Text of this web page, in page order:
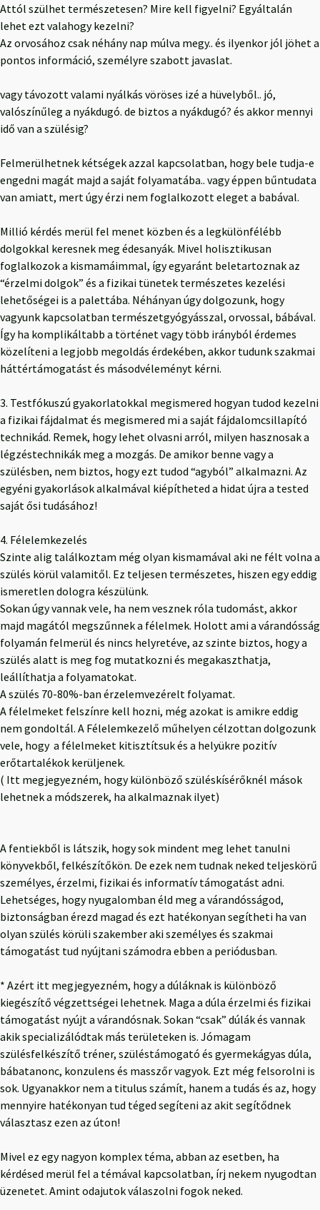
Attól szülhet természetesen? Mire kell figyelni? Egyáltalán
lehet ezt valahogy kezelni?
Az orvosához csak néhány nap múlva megy.. és ilyenkor jól jöhet a
pontos információ, személyre szabott javaslat.
vagy távozott valami nyálkás vöröses izé a hüvelyből.. jó,
valószínűleg a nyákdugó. de biztos a nyákdugó? és akkor mennyi
idő van a szülésig?
Felmerülhetnek kétségek azzal kapcsolatban, hogy bele tudja-e
engedni magát majd a saját folyamatába.. vagy éppen bűntudata
van amiatt, mert úgy érzi nem foglalkozott eleget a babával.
Millió kérdés merül fel menet közben és a legkülönfélébb
dolgokkal keresnek meg édesanyák. Mivel holisztikusan
foglalkozok a kismamáimmal, így egyaránt beletartoznak az
“érzelmi dolgok” és a fizikai tünetek természetes kezelési
lehetőségei is a palettába. Néhányan úgy dolgozunk, hogy
vagyunk kapcsolatban természetgyógyásszal, orvossal, bábával.
Így ha komplikáltabb a történet vagy több irányból érdemes
közelíteni a legjobb megoldás érdekében, akkor tudunk szakmai
háttértámogatást és másodvéleményt kérni.
3. Testfókuszú gyakorlatokkal megismered hogyan tudod kezelni
a fizikai fájdalmat és megismered mi a saját fájdalomcsillapító
technikád. Remek, hogy lehet olvasni arról, milyen hasznosak a
légzéstechnikák meg a mozgás. De amikor benne vagy a
szülésben, nem biztos, hogy ezt tudod “agyból” alkalmazni. Az
egyéni gyakorlások alkalmával kiépítheted a hidat újra a tested
saját ősi tudásához!
4. Félelemkezelés
Szinte alig találkoztam még olyan kismamával aki ne félt volna a
szülés körül valamitől. Ez teljesen természetes, hiszen egy eddig
ismeretlen dologra készülünk.
Sokan úgy vannak vele, ha nem vesznek róla tudomást, akkor
majd magától megszűnnek a félelmek. Holott ami a várandósság
folyamán felmerül és nincs helyretéve, az szinte biztos, hogy a
szülés alatt is meg fog mutatkozni és megakaszthatja,
leállíthatja a folyamatokat.
A szülés 70-80%-ban érzelemvezérelt folyamat.
A félelmeket felszínre kell hozni, még azokat is amikre eddig
nem gondoltál. A Félelemkezelő műhelyen célzottan dolgozunk
vele, hogy a félelmeket kitisztítsuk és a helyükre pozitív
erőtartalékok kerüljenek.
( Itt megjegyezném, hogy különböző szüléskísérőknél mások
lehetnek a módszerek, ha alkalmaznak ilyet)
A fentiekből is látszik, hogy sok mindent meg lehet tanulni
könyvekből, felkészítőkön. De ezek nem tudnak neked teljeskörű
személyes, érzelmi, fizikai és informatív támogatást adni.
Lehetséges, hogy nyugalomban éld meg a várandósságod,
biztonságban érezd magad és ezt hatékonyan segítheti ha van
olyan szülés körüli szakember aki személyes és szakmai
támogatást tud nyújtani számodra ebben a periódusban.
* Azért itt megjegyezném, hogy a dúláknak is különböző
kiegészítő végzettségei lehetnek. Maga a dúla érzelmi és fizikai
támogatást nyújt a várandósnak. Sokan “csak” dúlák és vannak
akik specializálódtak más területeken is. Jómagam
szülésfelkészítő tréner, szüléstámogató és gyermekágyas dúla,
bábatanonc, konzulens és masszőr vagyok. Ezt még felsorolni is
sok. Ugyanakkor nem a titulus számít, hanem a tudás és az, hogy
mennyire hatékonyan tud téged segíteni az akit segítődnek
választasz ezen az úton!
Mivel ez egy nagyon komplex téma, abban az esetben, ha
kérdésed merül fel a témával kapcsolatban, írj nekem nyugodtan
üzenetet. Amint odajutok válaszolni fogok neked.